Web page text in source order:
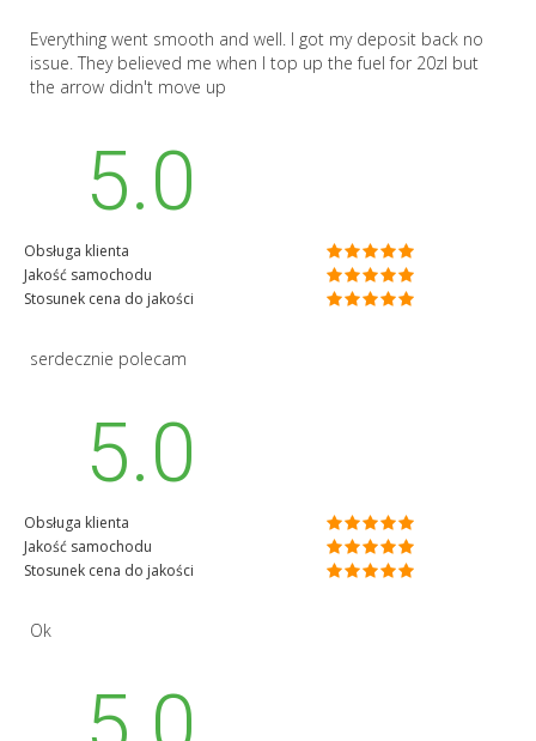
Everything went smooth and well. I got my deposit back no
issue. They believed me when I top up the fuel for 20zl but
the arrow didn't move up
5.0
Obsługa klienta
Jakość samochodu
Stosunek cena do jakości
serdecznie polecam
5.0
Obsługa klienta
Jakość samochodu
Stosunek cena do jakości
Ok